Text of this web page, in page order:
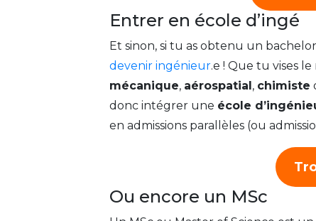
Entrer en école d’ingé
Et sinon, si tu as obtenu un
devenir ingénieur.e ! Que tu vises le
mécanique, aérospatial , chimiste
donc intégrer une école
en admissions parallèles (ou
Ou encore un MSc